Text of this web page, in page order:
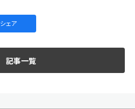
シェア
記事一覧